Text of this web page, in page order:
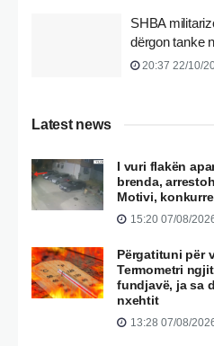
SHBA
dërgon tanke
20:37 22/10/
Latest news
I vuri flakën
brenda,
Motivi,
15:20 07/08/
Përgatituni për
Termometri
fundjavë, ja sa
nxehtit
13:28 07/08/